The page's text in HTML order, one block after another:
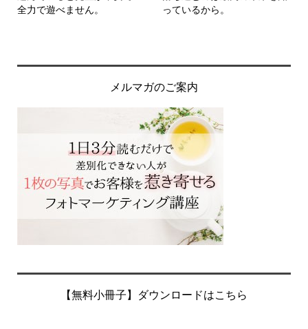
全力で遊べません。
っているから。
メルマガのご案内
【無料小冊子】ダウンロードはこちら